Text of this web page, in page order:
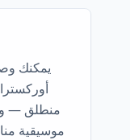
يمكنك
منطلق —
موسيقية